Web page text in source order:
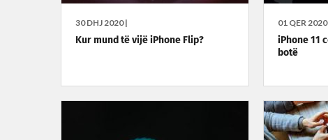
30 DHJ 2020 |
Kur mund të vijë iPhone Flip?
01 QER
iPhone 11
botë